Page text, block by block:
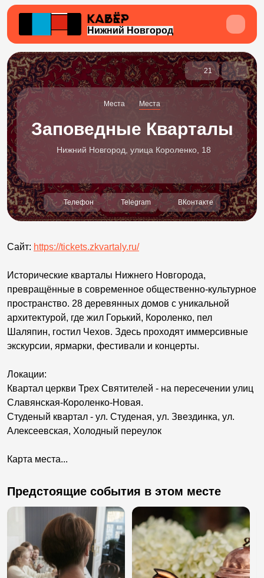
Нижний Новгород
21
Места Места
Заповедные Кварталы
Нижний Новгород, улица Короленко, 18
Телефон Telegram ВКонтакте
Сайт: https://tickets.zkvartaly.ru/
Исторические кварталы Нижнего Новгорода,
превращённые в современное общественно-культурное
пространство. 28 деревянных домов с уникальной
архитектурой, где жил Горький, Короленко, пел
Шаляпин, гостил Чехов. Здесь проходят иммерсивные
экскурсии, ярмарки, фестивали и концерты.
Локации:
Квартал церкви Трех Святителей - на пересечении улиц
Славянская-Короленко-Новая.
Студеный квартал - ул. Студеная, ул. Звездинка, ул.
Алексеевская, Холодный переулок
Карта места...
Предстоящие события в этом месте